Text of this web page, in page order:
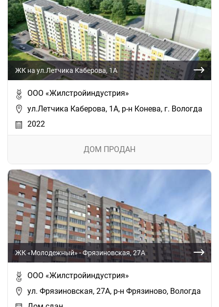
ЖК на ул.Летчика Каберова, 1А
ООО «Жилстройиндустрия»
ул.Летчика Каберова, 1А, р-н Конева, г. Вологда
2022
ДОМ ПРОДАН
ЖК «Молодежный» - Фрязиновская, 27А
ООО «Жилстройиндустрия»
ул. Фрязиновская, 27А, р-н Фрязиново, Вологда